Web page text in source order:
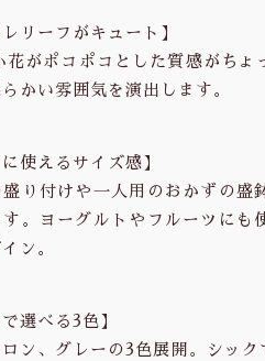
リーフがキュート】
花がポコポコとした質感がち
かい雰囲気を演出します。
使えるサイズ感】
り付けや一人用のおかずの盛
す。ヨーグルトやフルーツに
ン。
選べる3色】
ロン、グレーの3色展開。シッ